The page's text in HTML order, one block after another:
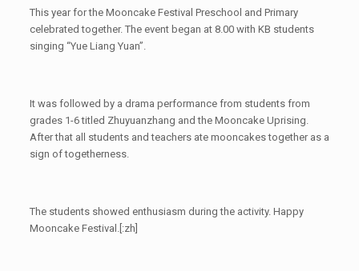
This year for the Mooncake Festival Preschool and Primary
celebrated together. The event began at 8.00 with KB students
singing “Yue Liang Yuan”.
It was followed by a drama performance from students from
grades 1-6 titled Zhuyuanzhang and the Mooncake Uprising.
After that all students and teachers ate mooncakes together as a
sign of togetherness.
The students showed enthusiasm during the activity. Happy
Mooncake Festival.[:zh]